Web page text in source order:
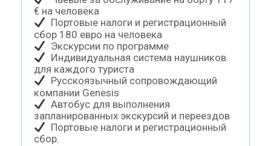
€ на человека
Портовые налоги и регистрационный
сбор 180 евро на человека
Экскурсии по программе
Индивидуальная система наушников
для каждого туриста
Русскоязычный сопровождающий
компании Genesis
Автобус для выполнения
запланированных экскурсий и переездов
Портовые налоги и регистрационный
сбор.